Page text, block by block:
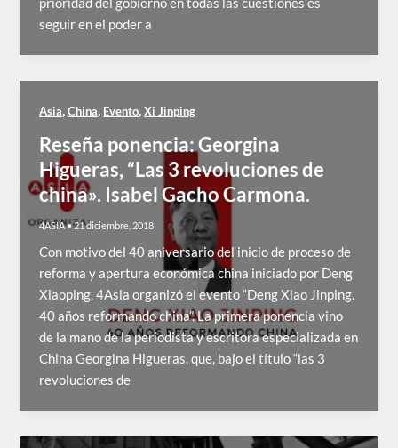
prioridad del gobierno en todas las cuestiones es
seguir en el poder a
Asia,China, Evento,Xi Jinping
Reseña ponencia: Georgina
Higueras, “Las 3 revoluciones de
china». Isabel Gacho Carmona.
4ASIA•21 diciembre, 2018
Con motivo del 40 aniversario del inicio de proceso de
reforma y apertura económica china iniciado por Deng
Xiaoping, 4Asia organizó el evento “Deng Xiao Jinping.
40 años reformando china”. La primera ponencia vino
de la mano de la periodista y escritora especializada en
China Georgina Higueras, que, bajo el título “las 3
revoluciones de